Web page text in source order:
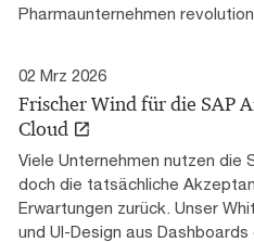
Pharmaunternehmen
02 Mrz 2026
Frischer Wind für die SAP
Cloud
Viele Unternehmen nutzen die
doch die tatsächliche
Erwartungen zurück. Unser
und UI-Design aus Dashboards